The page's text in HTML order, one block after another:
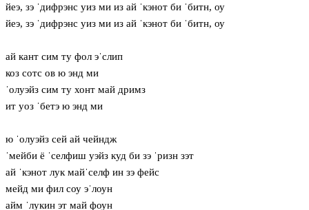
йеэ, зэ ˈдифрэнс уиз ми из ай ˈкэнот би ˈбитн, оу
йеэ, зэ ˈдифрэнс уиз ми из ай ˈкэнот би ˈбитн, оу
ай кант сим ту фол эˈслип
коз сотс ов ю энд ми
ˈолуэйз сим ту хонт май дримз
ит уоз ˈбетэ ю энд ми
ю ˈолуэйз сей ай чейндж
ˈмейби ё ˈселфиш уэйз куд би зэ ˈризн зэт
ай ˈкэнот лук майˈселф ин зэ фейс
мейд ми фил соу эˈлоун
айм ˈлукин эт май фоун